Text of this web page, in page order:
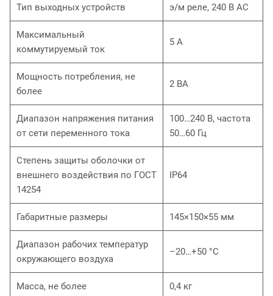
Тип выходных устройств э/м реле, 240 В АС
Максимальный
коммутируемый ток
5 А
Мощность потребления, не
более
2 ВА
Диапазон напряжения питания
от сети переменного тока
100…240 В, частота
50…60 Гц
Степень защиты оболочки от
внешнего воздействия по ГОСТ
14254
IP64
Габаритные размеры 145×150×55 мм
Диапазон рабочих температур
окружающего воздуха
–20…+50 °С
Масса, не более 0,4 кг